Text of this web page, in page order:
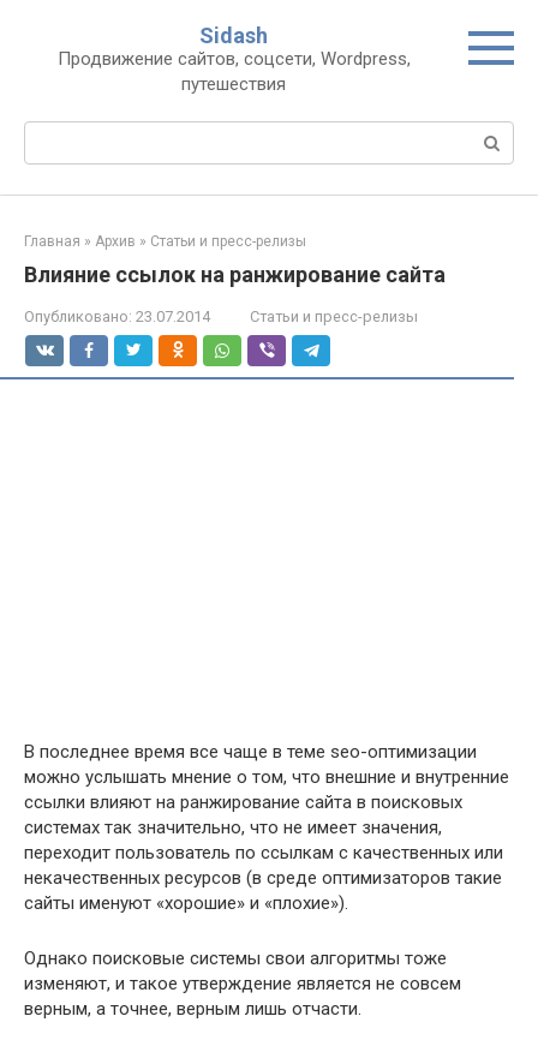
контенту
Sidash
Продвижение сайтов, соцсети, Wordpress,
путешествия
Главная » Архив » Статьи и пресс-релизы
Влияние ссылок на ранжирование сайта
Опубликовано: 23.07.2014 Статьи и пресс-релизы
В последнее время все чаще в теме seo-оптимизации
можно услышать мнение о том, что внешние и внутренние
ссылки влияют на ранжирование сайта в поисковых
системах так значительно, что не имеет значения,
переходит пользователь по ссылкам с качественных или
некачественных ресурсов (в среде оптимизаторов такие
сайты именуют «хорошие» и «плохие»).
Однако поисковые системы свои алгоритмы тоже
изменяют, и такое утверждение является не совсем
верным, а точнее, верным лишь отчасти.